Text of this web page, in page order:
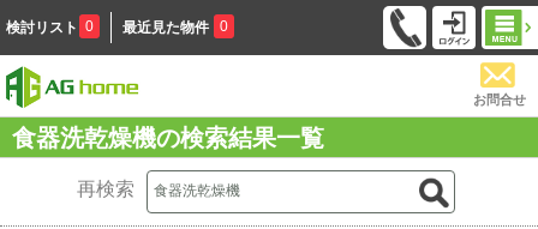
検討リスト 0 最近見た物件 0
お問合せ
食器洗乾燥機の検索結果一覧
再検索